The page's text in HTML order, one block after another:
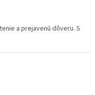
a prejavenú dôveru. S